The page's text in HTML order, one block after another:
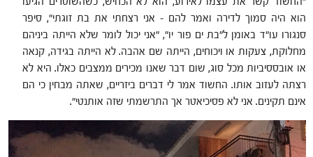
הוא היה סמוך לדירה ואמר להם – אני רצחתי את בת זוגתי", סיפר
סנגורו עו"ד באומן ל"בת ים פור יו", "אני יכול לומר שלא הייתה ביניהם
מחלוקת, צעקות או ויכוחים, הייתה שם אהבה. לא הייתה בגידה, קנאה
או אובססיביות מכל סוג, שום דבר שאנו מכירים ממצבים כאלו. היא לא
רצתה לעזוב אותו. החשוד אמר לי דברים ביזריים, שאתה מבחין כי הם
אינם תקינים. אני לא פסיכיאטר אך התרשמתי שזה אותנטי".